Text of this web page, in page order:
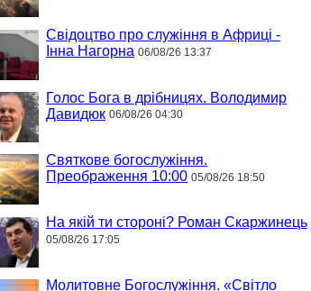
Свідоцтво про служіння в Африці -
Інна Нагорна 06/08/26 13:37
Голос Бога в дрібницях. Володимир
Давидюк 06/08/26 04:30
Святкове богослужіння.
Преображення 10:00 05/08/26 18:50
На якій ти стороні? Роман Скаржинець
05/08/26 17:05
Молитовне Богослужіння. «Світло